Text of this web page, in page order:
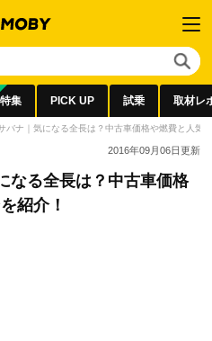
特集 PICK UP 試乗 取材レ
バナ｜気になる全長は？中古車価格や燃費と人気
2016年09月06日更新
なる全長は？中古車価格
紹介！